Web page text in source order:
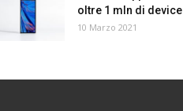
oltre 1 mln di device
10 Marzo 2021